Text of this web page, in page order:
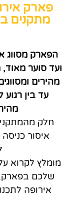
פארק
מתקנים
הפארק מסווג
ועד סוער
מהירים
עד בין
חלק
איסור
מומלץ לקרוא
שלכם בפארק,
אירופה